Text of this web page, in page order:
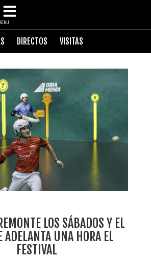
DIRECTOS VISITAS
LOS SÁBADOS Y EL
ADELANTA UNA HORA EL
FESTIVAL